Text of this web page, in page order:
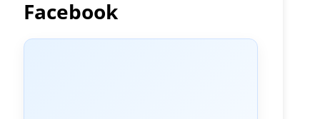
Facebook